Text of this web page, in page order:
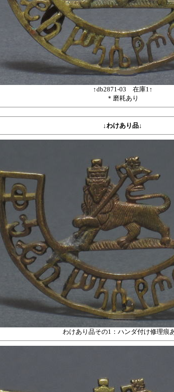
↑db2871-03 在庫1↑
＊磨耗あり
↓わけあり品↓
わけあり品その1：ハンダ付け修理痕